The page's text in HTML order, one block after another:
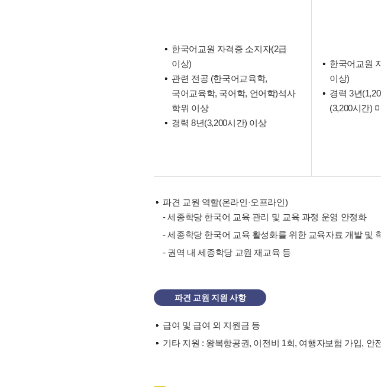
한국어교원 자격증 소지자(2급
이상)
관련 전공 (한국어교육학,
국어교육학, 국어학, 언어학)석사
학위 이상
경력 8년(3,200시간) 이상
한국어교원
이상)
경력 3년
(3,200시간)
파견 교원 역할(온라인·오프라인)
- 세종학당 한국어 교육 관리 및 교육 과정 운영 안정화
- 세종학당 한국어 교육 활성화를 위한 교육자료 개발 및
- 권역 내 세종학당 교원 재교육 등
파견 교원 지원 사항
급여 및 급여 외 지원금 등
기타 지원 : 왕복항공권, 이전비 1회, 여행자보험 가입, 안